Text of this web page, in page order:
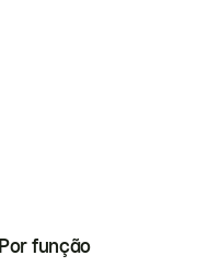
Por função